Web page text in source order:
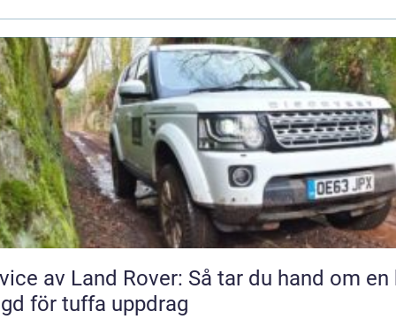
av Land Rover: Så tar du hand om en
för tuffa uppdrag